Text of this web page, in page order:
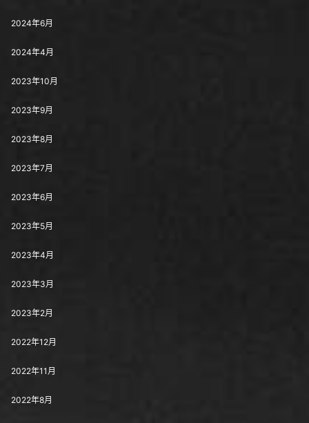
2024年6月
2024年4月
2023年10月
2023年9月
2023年8月
2023年7月
2023年6月
2023年5月
2023年4月
2023年3月
2023年2月
2022年12月
2022年11月
2022年8月